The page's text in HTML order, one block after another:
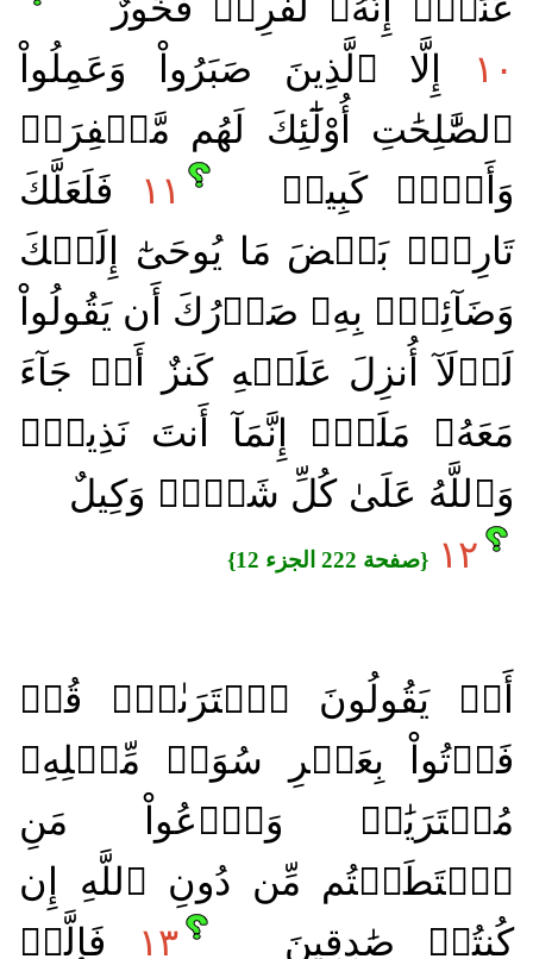
١٠
إِلَّا ٱلَّذِينَ صَبَرُواْ وَعَمِلُواْ
ٱلصَّٰلِحَٰتِ أُوْلَٰٓئِكَ لَهُم مَّغۡفِرَةٞ
وَأَجۡرٞ كَبِيرٞ
١١
فَلَعَلَّكَ
تَارِكُۢ بَعۡضَ مَا يُوحَىٰٓ إِلَيۡكَ
وَضَآئِقُۢ بِهِۦ صَدۡرُكَ أَن يَقُولُواْ
لَوۡلَآ أُنزِلَ عَلَيۡهِ كَنزٌ أَوۡ جَآءَ
مَعَهُۥ مَلَكٌۚ إِنَّمَآ أَنتَ نَذِيرٞۚ
وَٱللَّهُ عَلَىٰ كُلِّ شَيۡءٖ وَكِيلٌ
١٢ {صفحة 222 الجزء 12}
أَمۡ يَقُولُونَ ٱفۡتَرَىٰهُۖ قُلۡ
فَأۡتُواْ بِعَشۡرِ سُوَرٖ مِّثۡلِهِۦ
مُفۡتَرَيَٰتٖ وَٱدۡعُواْ مَنِ
ٱسۡتَطَعۡتُم مِّن دُونِ ٱللَّهِ إِن
كُنتُمۡ صَٰدِقِينَ
١٣ فَإِلَّمۡ